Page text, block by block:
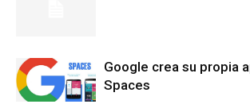
Google crea su propia
Spaces